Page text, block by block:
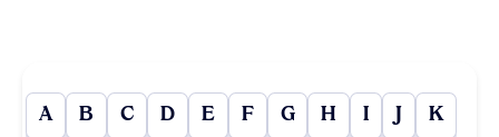
A B C D E F G H I J K